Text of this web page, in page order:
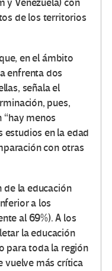
y Venezuela) con
de los territorios
en el ámbito
enfrenta dos
señala el
pues,
“hay menos
estudios en la edad
con otras
de la educación
a los
al 69%). A los
la educación
para toda la región
vuelve más crítica